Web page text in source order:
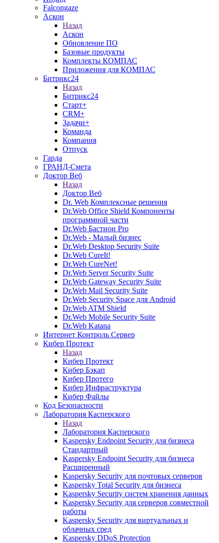
Falcongaze
Аскон
Назад
Аскон
Обновление ПО
Базовые продукты
Комплекты КОМПАС
Приложения для КОМПАС
Битрикс24
Назад
Битрикс24
Старт+
CRM+
Задачи+
Команда
Компания
Отпуск
Гарда
ГРАНД-Смета
Доктор Веб
Назад
Доктор Веб
Dr. Web Комплексные решения
Dr.Web Office Shield Компоненты
программной части
Dr.Web Бастион Pro
Dr.Web - Малый бизнес
Dr.Web Desktop Security Suite
Dr.Web CureIt!
Dr.Web CureNet!
Dr.Web Server Security Suite
Dr.Web Gateway Security Suite
Dr.Web Mail Security Suite
Dr.Web Security Space для Android
Dr.Web ATM Shield
Dr.Web Mobile Security Suite
Dr.Web Katana
Интернет Контроль Сервер
Кибер Протект
Назад
Кибер Протект
Кибер Бэкап
Кибер Протего
Кибер Инфраструктура
Кибер Файлы
Код Безопасности
Лаборатория Касперского
Назад
Лаборатория Касперского
Kaspersky Endpoint Security для бизнеса
Стандартный
Kaspersky Endpoint Security для бизнеса
Расширенный
Kaspersky Security для почтовых серверов
Kaspersky Total Security для бизнеса
Kaspersky Security систем хранения данных
Kaspersky Security для серверов совместной
работы
Kaspersky Security для виртуальных и
облачных сред
Kaspersky DDoS Protection